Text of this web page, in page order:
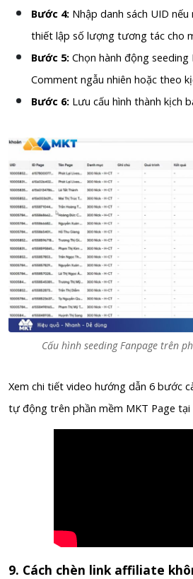
Bước 4: Nhập danh sách UID
thiết lập số lượng tương tác cho
Bước 5: Chọn hành động seeding
Comment ngẫu nhiên hoặc theo
Bước 6: Lưu cấu hình thành kịch
Cấu hình seeding Fanpage trên
Xem chi tiết video hướng dẫn 6 bước
tự động trên phần mềm MKT Page tại
9. Cách chèn link affiliate